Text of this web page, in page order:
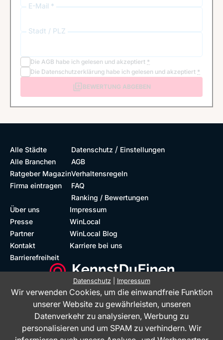
E-Mail *
Stadt / PLZ
Die AGB habe ich gelesen und akzeptiert *
Die Datenschutzerklärung habe ich gelesen und akzeptiert *
BEWERTUNG ABGEBEN
Alle Städte
Alle Branchen
Ratgeber Magazin
Firma eintragen
Datenschutz / Einstellungen
AGB
Verhaltensregeln
FAQ
Ranking / Bewertungen
Über uns
Presse
Partner
Kontakt
Barrierefreiheit
Impressum
WinLocal
WinLocal Blog
Karriere bei uns
Datenschutz| Impressum
Wir verwenden Cookies, um die einwandfreie Funktion
unserer Website zu gewährleisten, unseren
Datenverkehr zu analysieren, Werbung zu
personalisieren und um SPAM zu verhindern. Wir